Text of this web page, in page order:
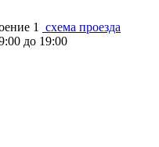
1
схема проезда
до 19:00